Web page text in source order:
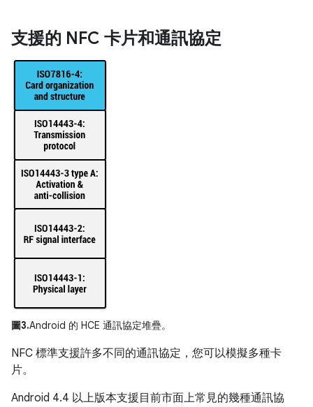
支援的 NFC 卡片和通訊協定
圖3.Android 的 HCE 通訊協定堆疊。
NFC 標準支援許多不同的通訊協定，您可以模擬多種卡
片。
Android 4.4 以上版本支援目前市面上常見的幾種通訊協